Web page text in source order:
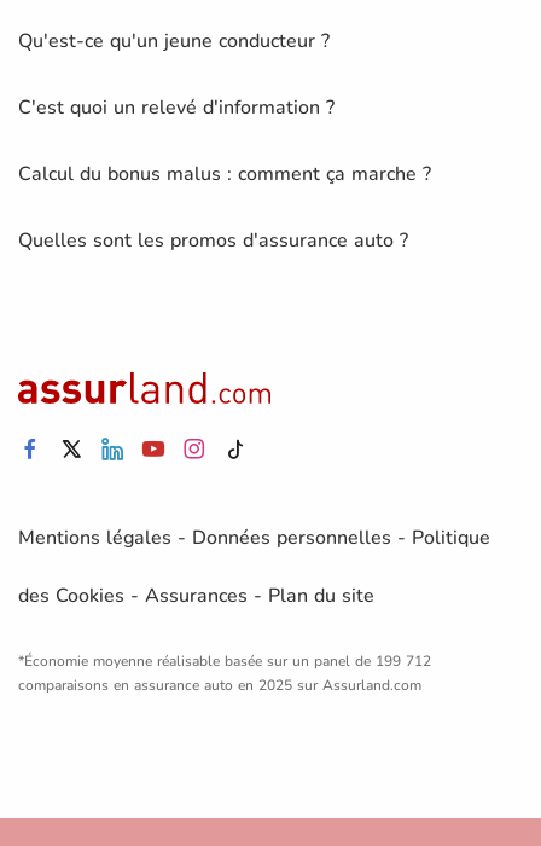
Qu'est-ce qu'un jeune conducteur ?
C'est quoi un relevé d'information ?
Calcul du bonus malus : comment ça marche ?
Quelles sont les promos d'assurance auto ?
Mentions légales - Données personnelles - Politique
des Cookies - Assurances - Plan du site
*Économie moyenne réalisable basée sur un panel de 199 712
comparaisons en assurance auto en 2025 sur Assurland.com